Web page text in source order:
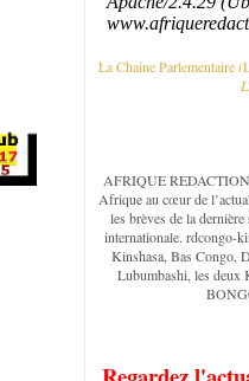
La Chaine Parlementaire
AFRIQUE REDACTION
Afrique au cœur de
les brèves de la
internationale. rdcongo-
Kinshasa, Bas Congo,
Lubumbashi, les deux